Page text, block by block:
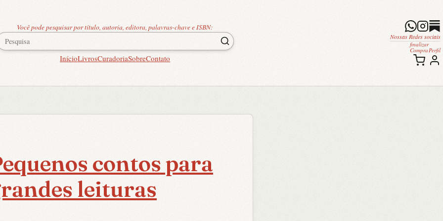
Você pode pesquisar por título, autoria, editora, palavras-chave e ISBN:
InícioLivrosCuradoriaSobreContato
Nossas Redes sociais
finalizar
Compra Perfil
contos para
leituras